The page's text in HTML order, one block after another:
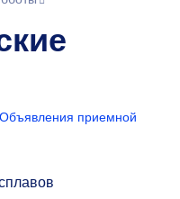
Объявления приемной